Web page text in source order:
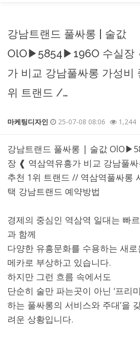
강남트랜드 풀싸롱 | 술값
OlO▶5854▶196O 수실장
가 비교 강남풀싸롱 가성비
위 트랜드 /…
마케팅디자인 25-07-08 08:06 1,244
본문
강남트랜드 풀싸롱 | 술값
장 ❰ 역삼역유흥가 비교 강남풀
추천 1위 트랜드 // 역삼역풀싸롱
택 강남트랜드 예약방법
경제의 중심인 역삼역 일대는 빠
과 함께
다양한 유흥문화를 수용하는 새
메카로 부상하고 있습니다.
하지만 그런 흐름 속에서도
단순히 술만 파는곳이 아닌 ‘프리
하는 풀싸롱의 서비스와 주대’을
려운 상황입니다.